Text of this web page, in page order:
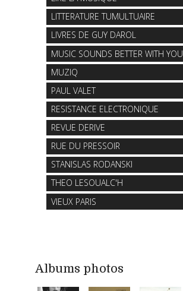
LITTERATURE TUMULTUAIRE
LIVRES DE GUY DAROL
MUSIC SOUNDS BETTER WITH YOU
MUZIQ
PAUL VALET
RESISTANCE ELECTRONIQUE
REVUE DERIVE
RUE DU PRESSOIR
STANISLAS RODANSKI
THEO LESOUALC'H
VIEUX PARIS
Albums photos